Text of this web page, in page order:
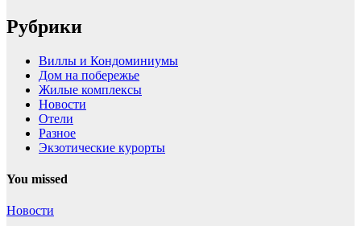
Рубрики
Виллы и Кондоминиумы
Дом на побережье
Жилые комплексы
Новости
Отели
Разное
Экзотические курорты
You missed
Новости